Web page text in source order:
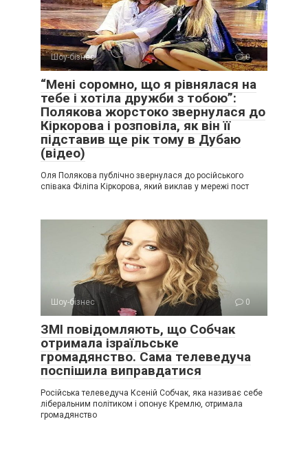
Шоу-бізнес 0
“Мені соромно, що я рівнялася на
тебе і хотіла дружби з тобою”:
Полякова жорстоко звернулася до
Кіркорова і розповіла, як він її
підставив ще рік тому в Дубаю
(відео)
Оля Полякова публічно звернулася до російського
співака Філіпа Кіркорова, який виклав у мережі пост
Шоу-бізнес 0
ЗМІ повідомляють, що Собчак
отримала ізраїльське
громадянство. Сама телеведуча
поспішила виправдатися
Російська телеведуча Ксеній Собчак, яка називає себе
ліберальним політиком і опонує Кремлю, отримала
громадянство